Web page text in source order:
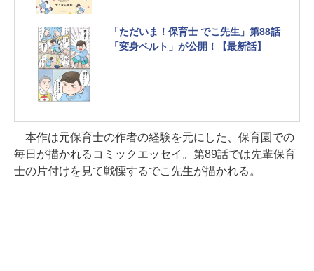
望の第2弾！
「ただいま！保育士 でこ先生」第88話
「変身ベルト」が公開！【最新話】
本作は元保育士の作者の経験を元にした、保育園での
毎日が描かれるコミックエッセイ。第89話では先輩保育
士の片付けを見て戦慄するでこ先生が描かれる。